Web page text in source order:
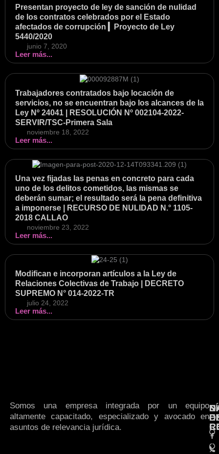
Presentan proyecto de ley de sanción de nulidad
de los contratos celebrados por el Estado
afectados de corrupción ▎Proyecto de Ley
5440/2020
junio 7, 2020
Leer más...
Trabajadores contratados bajo locación de
servicios, no se encuentran bajo los alcances de la
Ley Nº 24041 | RESOLUCIÓN Nº 002104-2022-
SERVIR/TSC-Primera Sala
noviembre 18, 2022
Leer más...
Una vez fijadas las penas en concreto para cada
uno de los delitos cometidos, las mismas se
deberán sumar; el resultado será la pena definitiva
a imponerse | RECURSO DE NULIDAD N.° 1105-
2018 CALLAO
noviembre 23, 2022
Leer más...
Modifican e incorporan artículos a la Ley de
Relaciones Colectivas de Trabajo | DECRETO
SUPREMO N° 014-2022-TR
julio 24, 2022
Leer más...
Somos una empresa integrada por un equipo
altamente capacitado, especializado y avocado en
asuntos de relevancia jurídica.